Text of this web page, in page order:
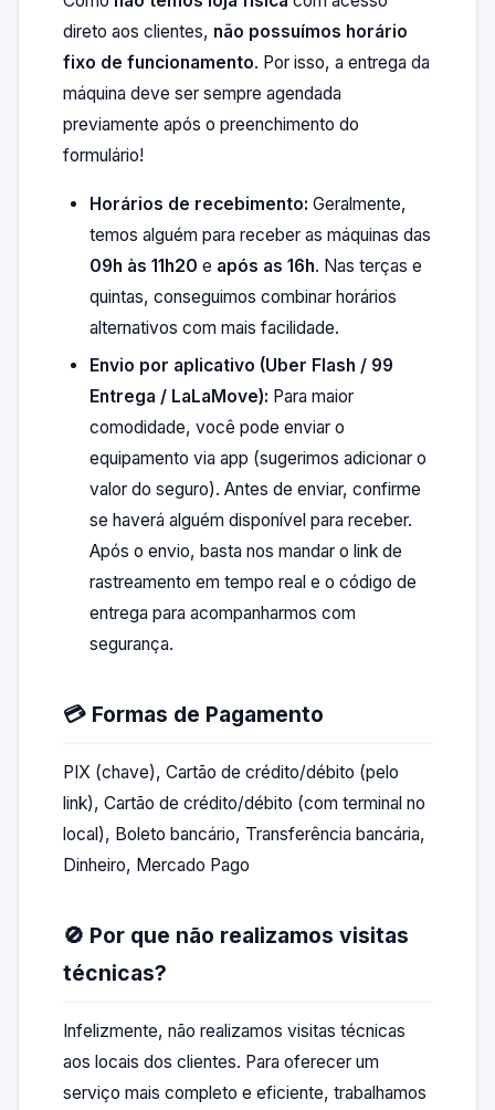
direto aos clientes, não possuímos horário
fixo de funcionamento. Por isso, a entrega da
máquina deve ser sempre agendada
previamente após o preenchimento do
formulário!
Horários de recebimento: Geralmente,
temos alguém para receber as máquinas das
09h às 11h20 e após as 16h. Nas terças e
quintas, conseguimos combinar horários
alternativos com mais facilidade.
Envio por aplicativo (Uber Flash / 99
Entrega / LaLaMove): Para maior
comodidade, você pode enviar o
equipamento via app (sugerimos adicionar o
valor do seguro). Antes de enviar, confirme
se haverá alguém disponível para receber.
Após o envio, basta nos mandar o link de
rastreamento em tempo real e o código de
entrega para acompanharmos com
segurança.
💳 Formas de Pagamento
PIX (chave), Cartão de crédito/débito (pelo
link), Cartão de crédito/débito (com terminal no
local), Boleto bancário, Transferência bancária,
Dinheiro, Mercado Pago
🚫 Por que não realizamos visitas
técnicas?
Infelizmente, não realizamos visitas técnicas
aos locais dos clientes. Para oferecer um
serviço mais completo e eficiente, trabalhamos